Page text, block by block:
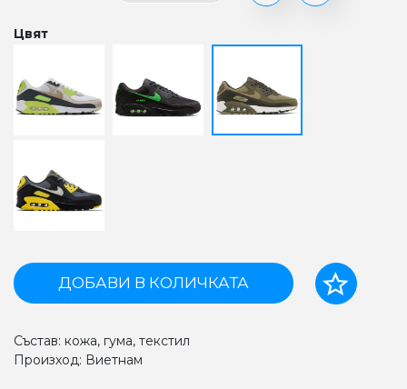
Цвят
ДОБАВИ В КОЛИЧКАТА
Състав: кожа, гума, текстил
Произход: Виетнам